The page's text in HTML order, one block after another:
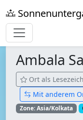
Ambala
Ort als
Mit anderem
Zone: Asia/Kolkata